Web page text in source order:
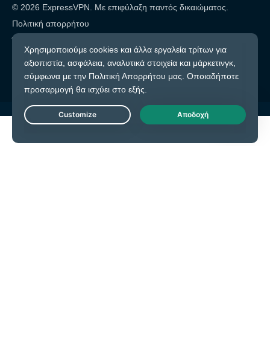
© 2026 ExpressVPN. Με επιφύλαξη παντός δικαιώματος.
Πολιτική απορρήτου
Όροι υπηρεσίας
Cookie προτιμήσεις
Live Chat